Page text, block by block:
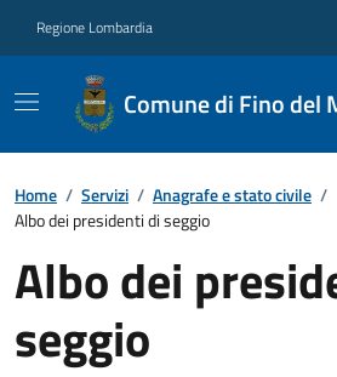
Regione Lombardia
Comune di Fino del
Home / Servizi / Anagrafe e stato civile /
Albo dei presidenti di seggio
Albo dei
seggio